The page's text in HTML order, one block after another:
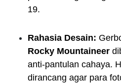
19.
Rahasia Desain:
Rocky Mountaineer
anti-pantulan cahaya.
dirancang agar para